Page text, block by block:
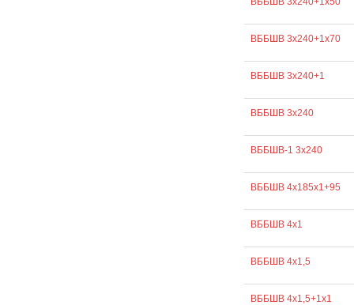
ВББШВ 3х240+1х70
ВББШВ 3х240+1
ВББШВ 3х240
ВББШВ-1 3х240
ВББШВ 4х185х1+95
ВББШВ 4х1
ВББШВ 4х1,5
ВББШВ 4х1,5+1х1